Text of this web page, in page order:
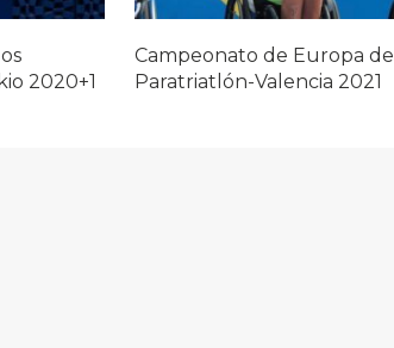
2020+1
Campeonato de Europa de
Paratriatlón-Valencia 2021